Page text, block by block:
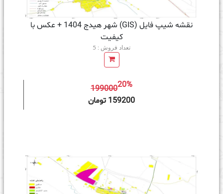
نقشه شیپ فایل (GIS) شهر هیدج 1404 + عکس با
کیفیت
تعداد فروش : 5
19900020%
159200 تومان